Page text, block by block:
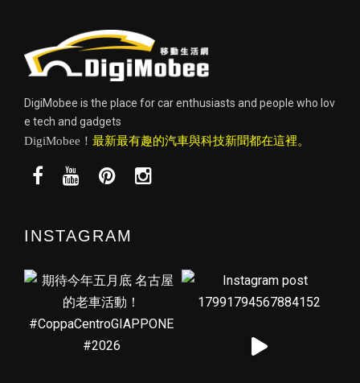
DigiMobee is the place for car enthusiasts and people who lov
e tech and gadgets
DigiMobee！ 最新最有趣的汽車與科技新聞都在這裡。
INSTAGRAM